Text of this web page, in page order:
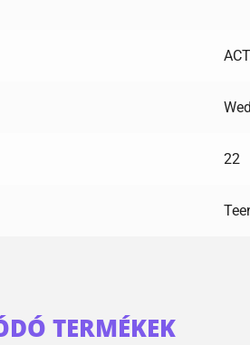
22
TERMÉKEK